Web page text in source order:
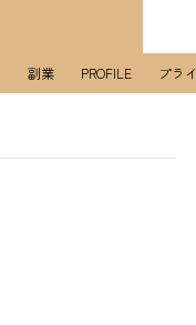
副業 PROFILE プラ